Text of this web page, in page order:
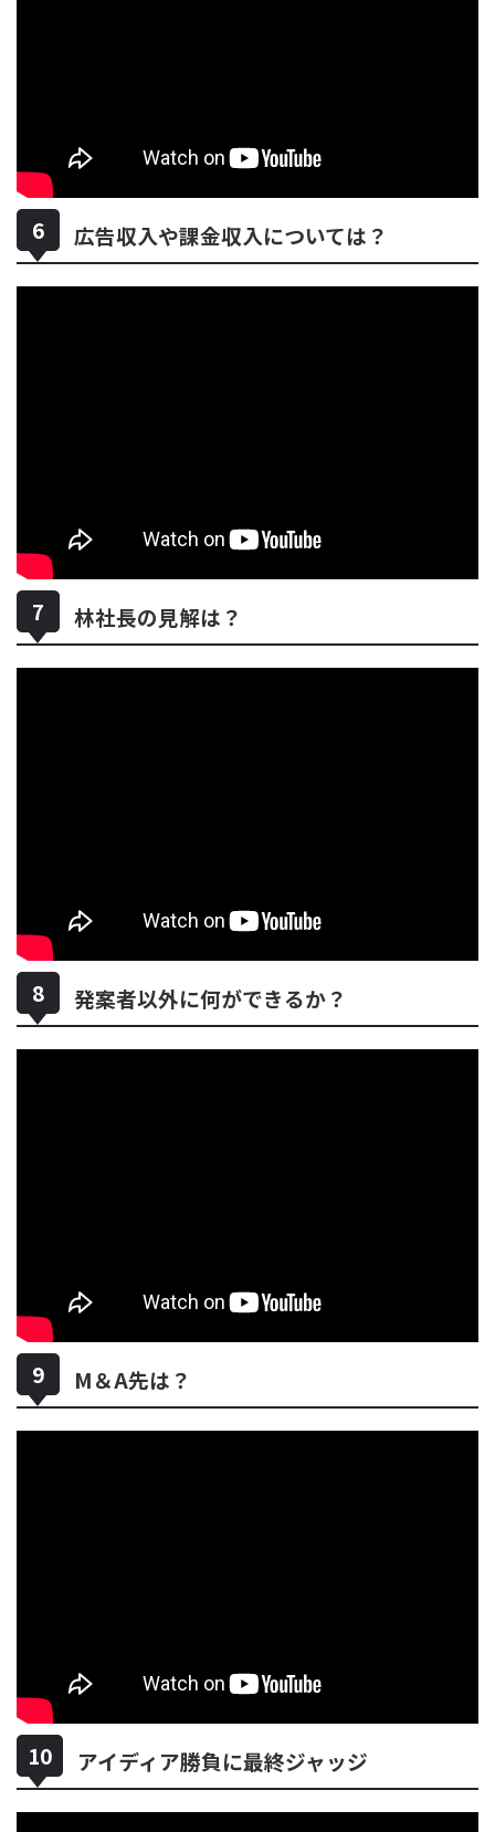
広告収入や課金収入については？
林社長の見解は？
発案者以外に何ができるか？
M＆A先は？
アイディア勝負に最終ジャッジ